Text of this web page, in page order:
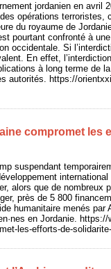
jordanien en avril
opérations terroristes,
du royaume de
pourtant confronté à
occidentale. Si
En effet,
à long terme de
autorités. https://
compromet les
suspendant
alors que de nombreux
près de 5 800
humanitaire menés par
en Jordanie.
les-efforts-de-